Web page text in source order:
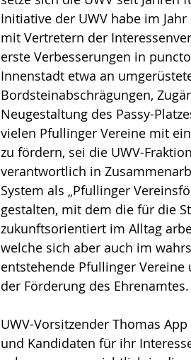
Initiative der UWV habe im
mit Vertretern der
erste Verbesserungen in
Innenstadt etwa an
Bordsteinabschrägungen,
Neugestaltung des Passy-
vielen Pfullinger Vereine mit
zu fördern, sei die UWV-
verantwortlich in
System als „Pfullinger
gestalten, mit dem die für die
zukunftsorientiert im Alltag
welche sich aber auch im
entstehende Pfullinger
der Förderung des Ehrenamtes.
UWV-Vorsitzender Thomas
und Kandidaten für ihr